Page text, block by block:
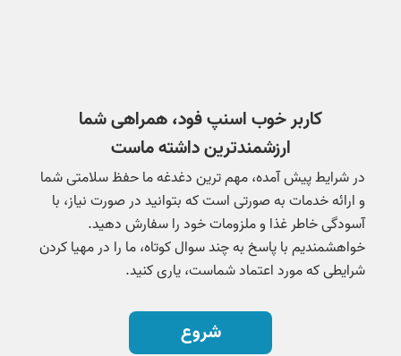
کاربر خوب اسنپ فود، همراهی شما
ارزشمندترین داشته ماست
در شرایط پیش آمده، مهم ترین دغدغه ما حفظ سلامتی شما
و ارائه خدمات به صورتی است که بتوانید در صورت نیاز، با
خواهشمندیم با پاسخ به چند سوال کوتاه، ما را در مهیا کردن
شرایطی که مورد اعتماد شماست، یاری کنید.
شروع